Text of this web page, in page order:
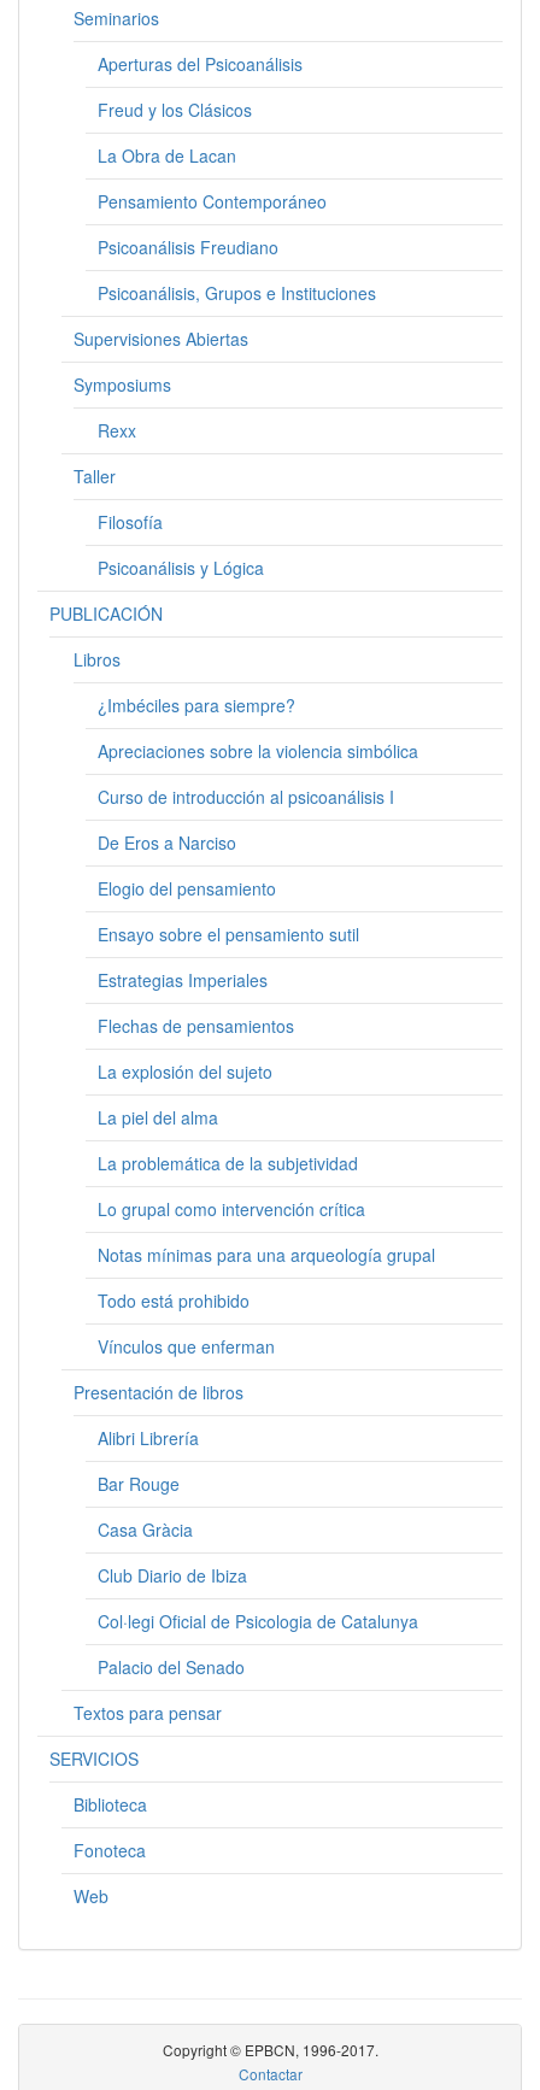
Seminarios
Aperturas del Psicoanálisis
Freud y los Clásicos
La Obra de Lacan
Pensamiento Contemporáneo
Psicoanálisis Freudiano
Psicoanálisis, Grupos e Instituciones
Supervisiones Abiertas
Symposiums
Rexx
Taller
Filosofía
Psicoanálisis y Lógica
PUBLICACIÓN
Libros
¿Imbéciles para siempre?
Apreciaciones sobre la violencia simbólica
Curso de introducción al psicoanálisis I
De Eros a Narciso
Elogio del pensamiento
Ensayo sobre el pensamiento sutil
Estrategias Imperiales
Flechas de pensamientos
La explosión del sujeto
La piel del alma
La problemática de la subjetividad
Lo grupal como intervención crítica
Notas mínimas para una arqueología grupal
Todo está prohibido
Vínculos que enferman
Presentación de libros
Alibri Librería
Bar Rouge
Casa Gràcia
Club Diario de Ibiza
Col·legi Oficial de Psicologia de Catalunya
Palacio del Senado
Textos para pensar
SERVICIOS
Biblioteca
Fonoteca
Web
Copyright © EPBCN, 1996-2017.
Contactar